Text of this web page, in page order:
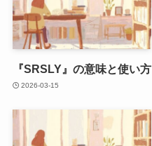
『SRSLY』の意味と使い方
2026-03-15